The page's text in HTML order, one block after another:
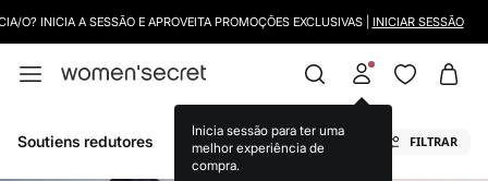
O? INICIA A SESSÃO E APROVEITA PROMOÇÕES EXCLUSIVAS | INICIAR SESSÃO
Inicia sessão para ter uma
melhor experiência de
compra.
Soutiens redutores FILTRAR